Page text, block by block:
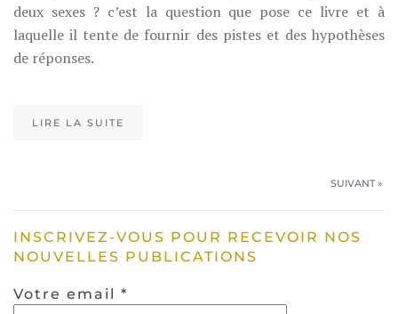
deux sexes ? c’est la question que pose ce livre et à
laquelle il tente de fournir des pistes et des hypothèses
de réponses.
LIRE LA SUITE
SUIVANT »
INSCRIVEZ-VOUS POUR RECEVOIR NOS
NOUVELLES PUBLICATIONS
Votre email *